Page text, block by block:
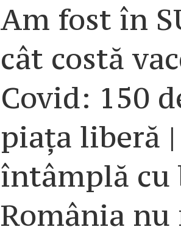
Am fost în
cât costă
Covid: 150
piața liberă |
întâmplă cu
România